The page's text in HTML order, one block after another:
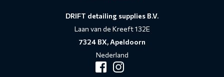
DRIFT detailing supplies B.V.
Laan van de Kreeft 132E
7324 BX, Apeldoorn
Nederland